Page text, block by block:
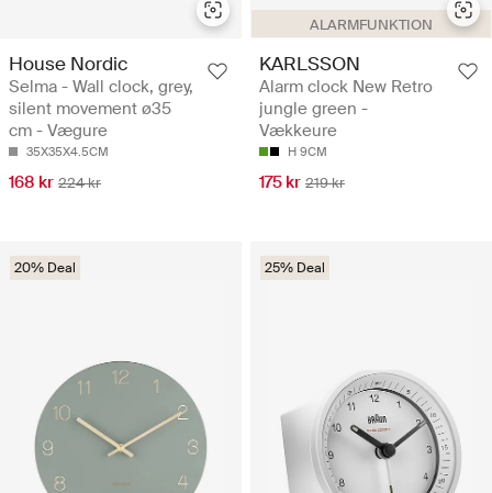
House Nordic
Selma - Wall clock, grey,
silent movement ø35
cm - Vægure
35X35X4.5CM
168 kr 224 kr
ALARMFUNKTION
KARLSSON
Alarm clock New Retro
jungle green -
Vækkeure
H 9CM
175 kr 219 kr
20% Deal 25% Deal